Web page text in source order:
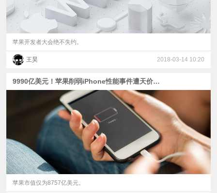
苹果开发者大会绝不失约。
王昊 2018-03-14 10:20
9990亿美元！苹果削弱iPhone性能事件遭天价诉讼
苹果市值仅为8757亿美元。